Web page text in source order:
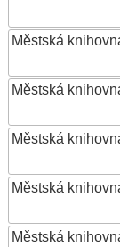
Městská
Městská
Městská
Městská
Městská